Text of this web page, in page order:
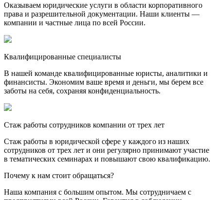
Оказываем юридические услуги в области корпоративного
права и разрешительной документации. Наши клиенты —
компании и частные лица по всей России.
Квалифицированные специалисты
В нашей команде квалифицированные юристы, аналитики и
финансисты. Экономим ваше время и деньги, мы берем все
заботы на себя, сохраняя конфиденциальность.
Стаж работы сотрудников компании от трех лет
Стаж работы в юридической сфере у каждого из наших
сотрудников от трех лет и они регулярно принимают участие
в тематических семинарах и повышают свою квалификацию.
Почему к нам стоит обращаться?
Наша компания с большим опытом. Мы сотрудничаем с